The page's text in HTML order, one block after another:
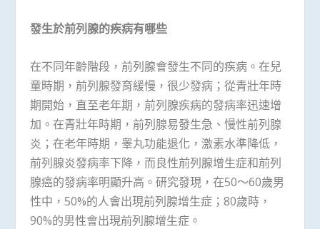
發生於前列腺的疾病有哪些
在不同年齡階段，前列腺會發生不同的疾病。在兒
童時期，前列腺發育緩慢，很少發病；從青壯年時
期開始，直至老年期，前列腺疾病的發病率迅速增
加。在青壯年時期，前列腺易發生急、慢性前列腺
炎；在老年時期，睾丸功能退化，激素水準降低，
前列腺炎發病率下降，而良性前列腺增生症和前列
腺癌的發病率明顯升高。研究發現，在50～60歲男
性中，50%的人會出現前列腺增生症；80歲時，
90%的男性會出現前列腺增生症。